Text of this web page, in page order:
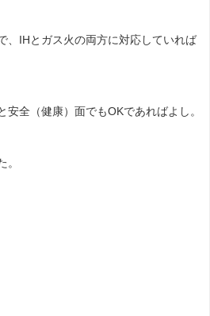
、IHとガス火の両方に対応していれば
安全（健康）面でもOKであればよし。
。